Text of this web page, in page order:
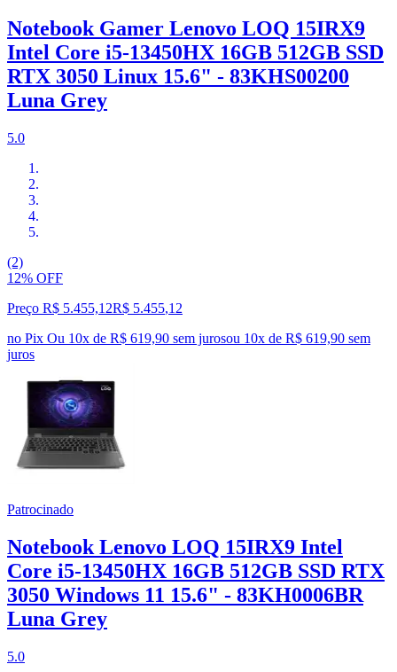
Notebook Gamer Lenovo LOQ 15IRX9
Intel Core i5-13450HX 16GB 512GB SSD
RTX 3050 Linux 15.6" - 83KHS00200
Luna Grey
5.0
(2)
12% OFF
Preço R$ 5.455,12R$ 5.455,12
no Pix Ou 10x de R$ 619,90 sem jurosou 10x de R$ 619,90 sem
juros
Patrocinado
Notebook Lenovo LOQ 15IRX9 Intel
Core i5-13450HX 16GB 512GB SSD RTX
3050 Windows 11 15.6" - 83KH0006BR
Luna Grey
5.0